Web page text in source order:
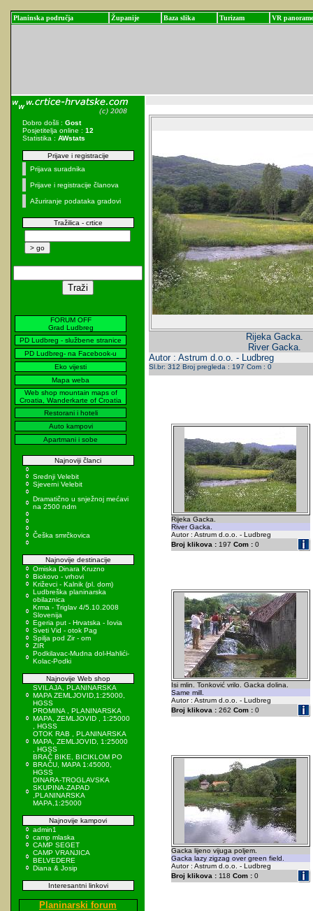
Planinska područja Županije Baza slika Turizam VR panorame
Dobro došli : Gost
Posjetitelja online : 12
Statistika : AWstats
Prijave i registracije
Prijava suradnika
Prijave i registracije članova
Ažuriranje podataka gradovi
Tražilica - crtice
FORUM OFF
Grad Ludbreg
PD Ludbreg - službene stranice
PD Ludbreg- na Facebook-u
Eko vijesti
Mapa weba
Web shop mountain maps of
Croatia, Wanderkarte of Croatia
Restorani i hoteli
Auto kampovi
Apartmani i sobe
Najnoviji članci
Srednji Velebit
Sjeverni Velebit
Dramatično u snježnoj mećavi
na 2500 ndm
Češka smrčkovica
Najnovije destinacije
Omiska Dinara Kruzno
Biokovo - vrhovi
Križevci - Kalnik (pl. dom)
Ludbreška planinarska
obilaznica
Krma - Triglav 4/5.10.2008
Slovenija
Egeria put - Hrvatska - Iovia
Sveti Vid - otok Pag
Spilja pod Zir - om
ZIR
Podkilavac-Mudna dol-Hahlići-
Kolac-Podki
Najnovije Web shop
SVILAJA, PLANINARSKA
MAPA ZEMLJOVID,1:25000,
HGSS
PROMINA , PLANINARSKA
MAPA, ZEMLJOVID , 1:25000
, HGSS
OTOK RAB , PLANINARSKA
MAPA, ZEMLJOVID, 1:25000
, HGSS
BRAČ BIKE, BICIKLOM PO
BRAČU, MAPA 1:45000,
HGSS
DINARA-TROGLAVSKA
SKUPINA-ZAPAD
,PLANINARSKA
MAPA,1:25000
Najnovije kampovi
admin1
camp mlaska
CAMP SEGET
CAMP VRANJICA
BELVEDERE
Diana & Josip
Interesantni linkovi
Planinarski forum
Rijeka Gacka.
River Gacka.
Autor : Astrum d.o.o. - Ludbreg
Sl.br: 312 Broj pregleda : 197 Com : 0
Rijeka Gacka.
River Gacka.
Autor : Astrum d.o.o. - Ludbreg
Broj klikova :197 Com :0
Isi mlin. Tonković vrilo. Gacka dolina.
Same mill.
Autor : Astrum d.o.o. - Ludbreg
Broj klikova :262 Com :0
Gacka lijeno vijuga poljem.
Gacka lazy zigzag over green field.
Autor : Astrum d.o.o. - Ludbreg
Broj klikova :118 Com :0